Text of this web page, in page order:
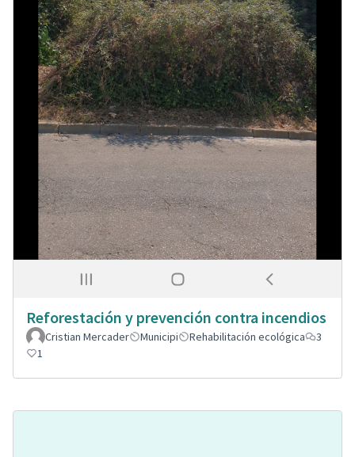
Reforestación y prevención contra incendios
Cristian Mercader Municipi Rehabilitación ecológica
3
1